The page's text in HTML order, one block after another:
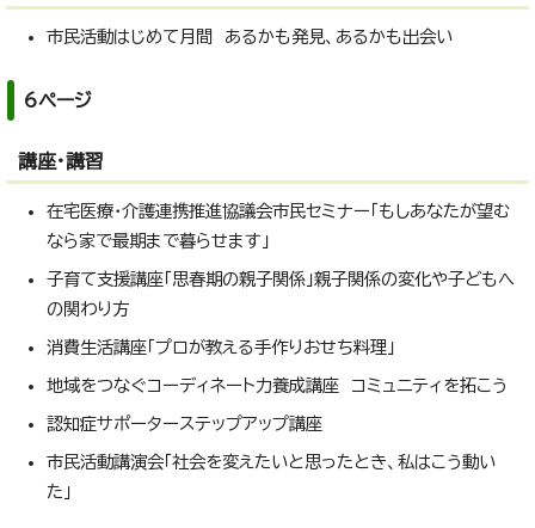
市民活動はじめて月間 あるかも発見、あるかも出会い
6ページ
講座・講習
在宅医療・介護連携推進協議会市民セミナー「もしあなたが望む
なら家で最期まで暮らせます」
子育て支援講座「思春期の親子関係」親子関係の変化や子どもへ
の関わり方
消費生活講座「プロが教える手作りおせち料理」
地域をつなぐコーディネート力養成講座 コミュニティを拓こう
認知症サポーターステップアップ講座
市民活動講演会「社会を変えたいと思ったとき、私はこう動い
た」